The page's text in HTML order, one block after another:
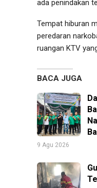
ada penindakan
Tempat hiburan
peredaran
ruangan KTV
BACA JUGA
9 Agu 2026